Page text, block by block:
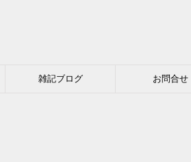
雑記ブログ お問合せ